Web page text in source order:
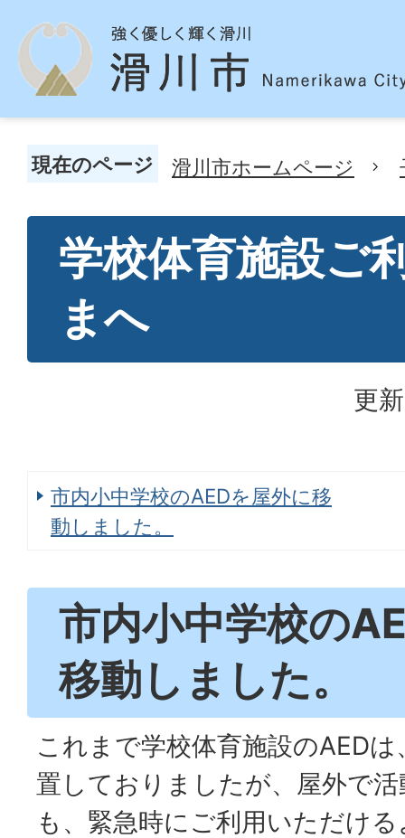
現在のページ 滑川市ホームページ
学校体育施設ご
まへ
更
市内小中学校のAEDを屋外に移
動しました。
市内小中学校の
移動しました。
これまで学校体育施設のAED
置しておりましたが、屋外で
も、緊急時にご利用いただけ